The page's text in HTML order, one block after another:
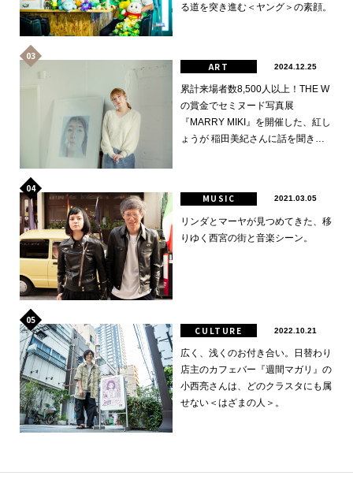
る道を突き進む＜ヤング＞の素顔。
ART 2024.12.25
累計来場者数8,500人以上！THE W
の賞金でセミヌード写真展
『MARRY MIKI』を開催した、紅し
ょうが 稲田美紀さんに話を聞きま
MUSIC 2021.03.05
リンダとマーヤが見つめてきた、移
りゆく西宮の街と音楽シーン。
CULTURE 2022.10.21
広く、浅くのお付き合い。日替わり
店主のカフェバー『週間マガリ』の
小西亮さんは、どのクラスタにも属
せない＜はざまの人＞。